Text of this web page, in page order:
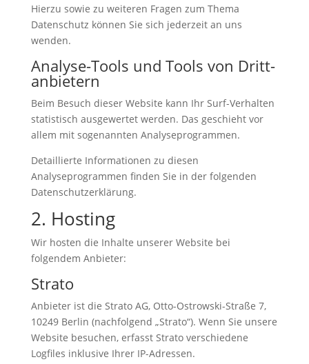
Hierzu sowie zu weiteren Fragen zum Thema
Datenschutz können Sie sich jederzeit an uns
wenden.
Analyse-Tools und Tools von Dritt­
anbietern
Beim Besuch dieser Website kann Ihr Surf-Verhalten
statistisch ausgewertet werden. Das geschieht vor
allem mit sogenannten Analyseprogrammen.
Detaillierte Informationen zu diesen
Analyseprogrammen finden Sie in der folgenden
Datenschutzerklärung.
2. Hosting
Wir hosten die Inhalte unserer Website bei
folgendem Anbieter:
Strato
Anbieter ist die Strato AG, Otto-Ostrowski-Straße 7,
10249 Berlin (nachfolgend „Strato“). Wenn Sie unsere
Website besuchen, erfasst Strato verschiedene
Logfiles inklusive Ihrer IP-Adressen.